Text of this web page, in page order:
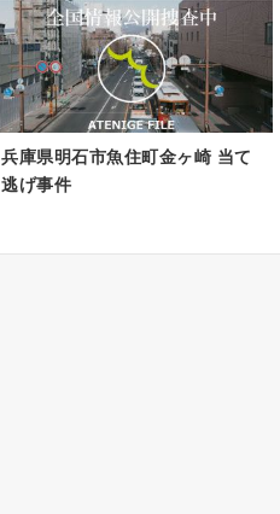
兵庫県明石市魚住町金ヶ崎 当て
逃げ事件